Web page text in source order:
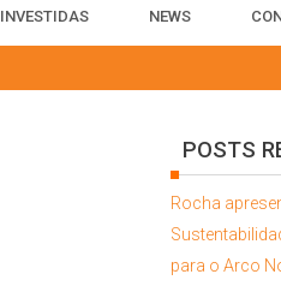
INVESTIDAS NEWS
POSTS
Rocha
para o Arco